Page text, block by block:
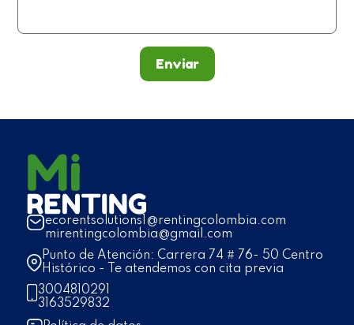
Enviar
ecorentsolutions1@rentingcolombia.com
mirentingcolombia@gmail.com
Punto de Atención: Carrera 74 # 76- 50 Centro
Histórico - Te atendemos con cita previa
3004810291
3163529832